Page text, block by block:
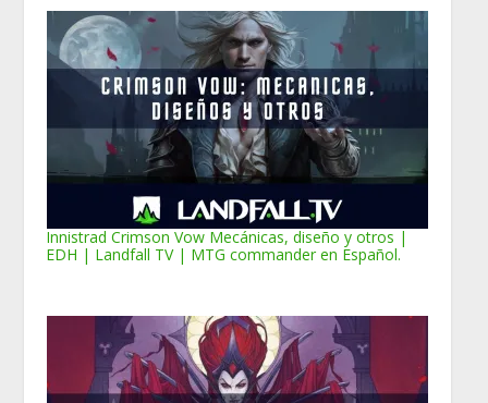
Innistrad Crimson Vow Mecánicas, diseño y otros |
EDH | Landfall TV | MTG commander en Español.